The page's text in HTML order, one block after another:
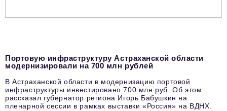
Портовую инфраструктуру Астраханской области
модернизировали на 700 млн рублей
В Астраханской области в модернизацию портовой
инфраструктуры инвестировано 700 млн руб. Об этом
рассказал губернатор региона Игорь Бабушкин на
пленарной сессии в рамках выставки «Россия» на ВДНХ.